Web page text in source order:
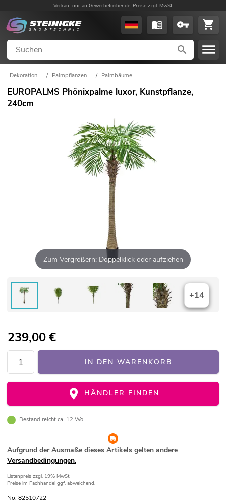
Verkauf nur an Gewerbetreibende. Preise zzgl. MwSt.
Dekoration / Palmpflanzen / Palmbäume
EUROPALMS Phönixpalme luxor, Kunstpflanze,
240cm
Zum Vergrößern: Doppelklick oder aufziehen
+14
239,00€
IN DEN WARENKORB
HÄNDLER FINDEN
Bestand reicht ca. 12 Wo.
Aufgrund der Ausmaße dieses Artikels gelten andere
Versandbedingungen.
Listenpreis zzgl. 19% MwSt.
Preise im Fachhandel ggf. abweichend.
No. 82510722